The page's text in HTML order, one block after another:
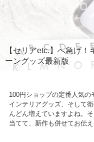
【セリアetc.】へ急げ
ーングッズ最新版
100円ショップの定番人気
インテリアグッズ、そして
んどん増えていますよね。
当てて、新作も併せてお伝え